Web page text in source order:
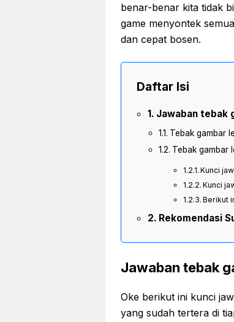
benar-benar kita tidak
game menyontek
dan cepat bosen.
Daftar Isi
Jawaban tebak
Tebak gambar
Tebak gambar
Kunci
Kunci
Berikut
Rekomendasi
Jawaban tebak
Oke berikut ini kunci
yang sudah tertera di